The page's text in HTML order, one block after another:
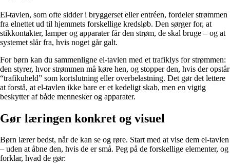
El-tavlen, som ofte sidder i bryggerset eller entréen, fordeler strømmen
fra elnettet ud til hjemmets forskellige kredsløb. Den sørger for, at
stikkontakter, lamper og apparater får den strøm, de skal bruge – og at
systemet slår fra, hvis noget går galt.
For børn kan du sammenligne el-tavlen med et trafiklys for strømmen:
den styrer, hvor strømmen må køre hen, og stopper den, hvis der opstår
“trafikuheld” som kortslutning eller overbelastning. Det gør det lettere
at forstå, at el-tavlen ikke bare er et kedeligt skab, men en vigtig
beskytter af både mennesker og apparater.
Gør læringen konkret og visuel
Børn lærer bedst, når de kan se og røre. Start med at vise dem el-tavlen
– uden at åbne den, hvis de er små. Peg på de forskellige elementer, og
forklar, hvad de gør: